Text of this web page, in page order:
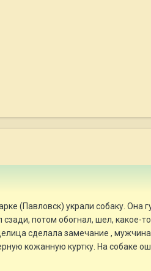
(Павловск) украли собаку. Она
потом обогнал, шел, какое-
сделала замечание ,
кожанную куртку. На собаке